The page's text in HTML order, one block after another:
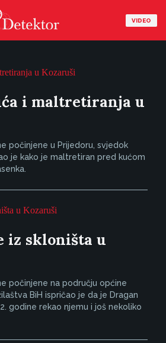
VIDEO
i maltretiranja u
počinjene u Prijedoru, svjedok
je kako je maltretiran pred kućom
iz skloništa u
počinjene na području općine
BiH ispričao je da je Dragan
godine rekao njemu i još nekoliko